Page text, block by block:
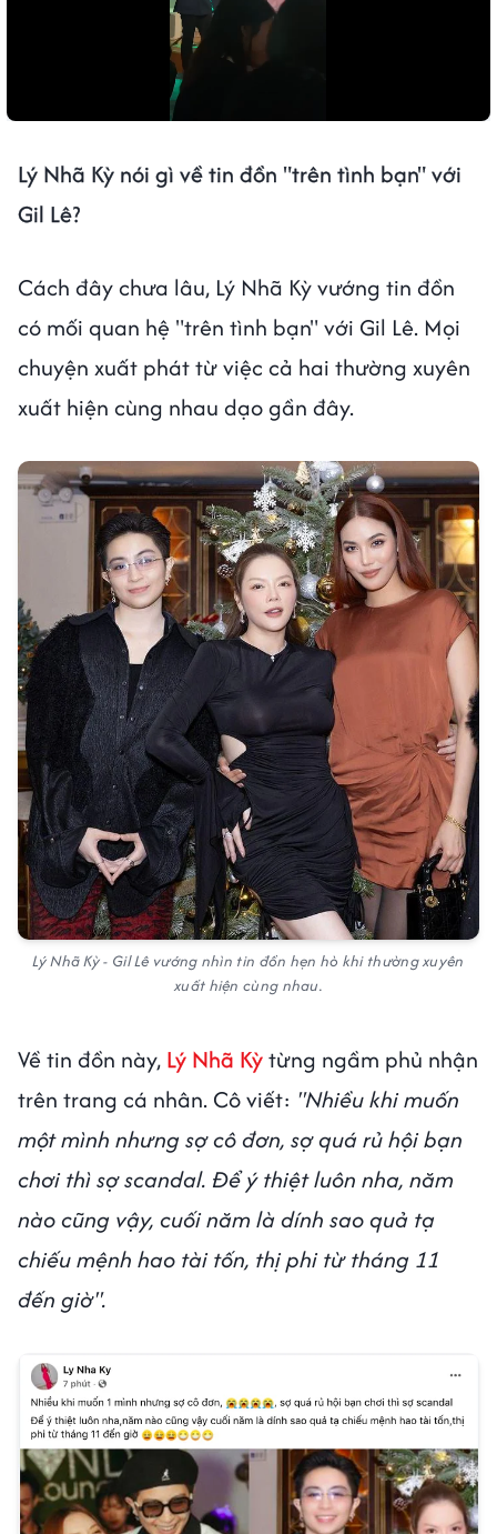
Lý Nhã Kỳ nói gì về tin đồn "trên tình bạn" với
Gil Lê?
Cách đây chưa lâu, Lý Nhã Kỳ vướng tin đồn
có mối quan hệ "trên tình bạn" với Gil Lê. Mọi
chuyện xuất phát từ việc cả hai thường xuyên
xuất hiện cùng nhau dạo gần đây.
Lý Nhã Kỳ - Gil Lê vướng nhìn tin đồn hẹn hò khi thường xuyên
xuất hiện cùng nhau.
Về tin đồn này, Lý Nhã Kỳtừng ngầm phủ nhận
trên trang cá nhân. Cô viết: "Nhiều khi muốn
một mình nhưng sợ cô đơn, sợ quá rủ hội bạn
chơi thì sợ scandal. Để ý thiệt luôn nha, năm
nào cũng vậy, cuối năm là dính sao quả tạ
chiếu mệnh hao tài tốn, thị phi từ tháng 11
đến giờ".